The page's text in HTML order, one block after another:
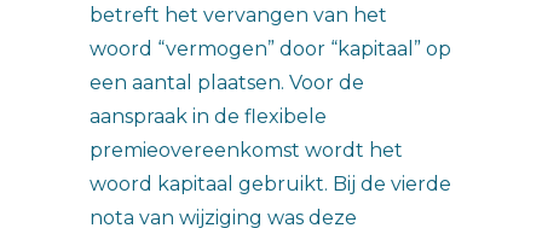
betreft het vervangen van het
woord “vermogen” door “kapitaal” op
een aantal plaatsen. Voor de
aanspraak in de flexibele
premieovereenkomst wordt het
woord kapitaal gebruikt. Bij de vierde
nota van wijziging was deze